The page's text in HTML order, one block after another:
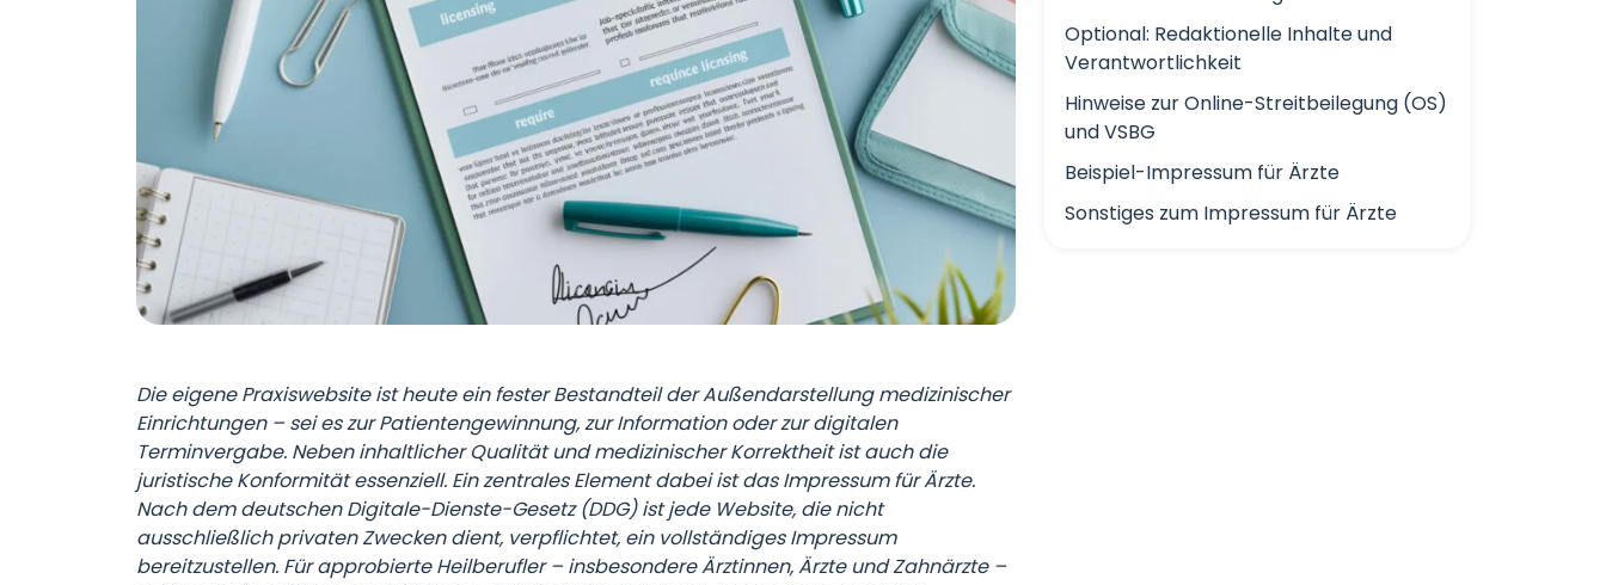
Die eigene Praxiswebsite ist heute ein fester Bestandteil der Außendarstellung medizinischer
Einrichtungen – sei es zur Patientengewinnung, zur Information oder zur digitalen
Terminvergabe. Neben inhaltlicher Qualität und medizinischer Korrektheit ist auch die
juristische Konformität essenziell. Ein zentrales Element dabei ist das Impressum für Ärzte.
Nach dem deutschen Digitale-Dienste-Gesetz (DDG) ist jede Website, die nicht
ausschließlich privaten Zwecken dient, verpflichtet, ein vollständiges Impressum
bereitzustellen. Für approbierte Heilberufler – insbesondere Ärztinnen, Ärzte und Zahnärzte –
Optional: Redaktionelle Inhalte und
Verantwortlichkeit
Hinweise zur Online-Streitbeilegung (OS)
und VSBG
Beispiel-Impressum für Ärzte
Sonstiges zum Impressum für Ärzte